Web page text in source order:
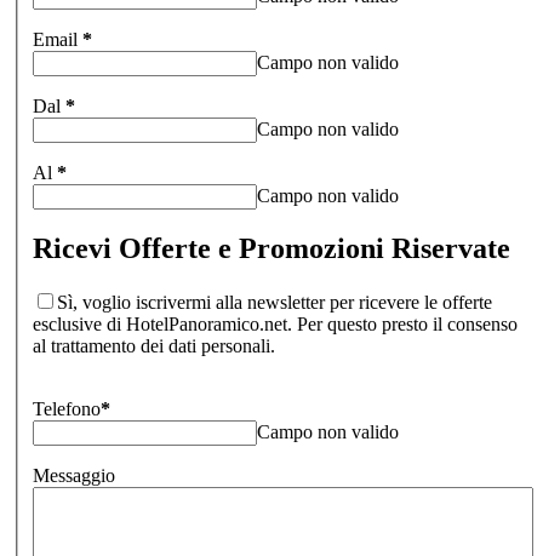
Email *
Campo non valido
Dal *
Campo non valido
Al *
Campo non valido
Ricevi Offerte e Promozioni Riservate
Sì, voglio iscrivermi alla newsletter per ricevere le offerte
esclusive di HotelPanoramico.net. Per questo presto il consenso
al trattamento dei dati personali.
Telefono*
Campo non valido
Messaggio